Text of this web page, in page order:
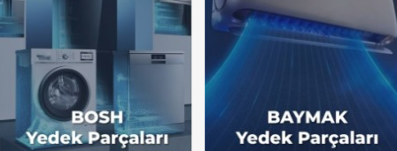
Soğutma Sistemleri
Şofben ve Termosifon